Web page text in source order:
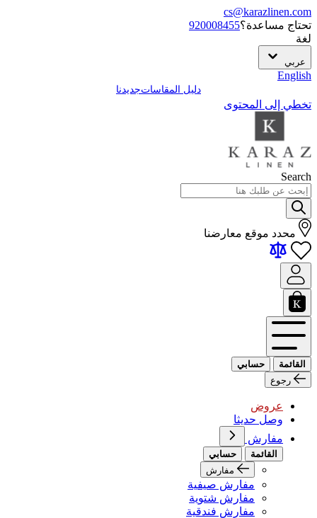
cs@karazlinen.com
تحتاج مساعدة؟920008455
لغة
عربي
English
دليل المقاساتجديدنا
تخطي إلى المحتوى
Search
محدد موقع معارضنا
القائمة
حسابي
رجوع
عروض
وصل حديثا
مفارش
القائمة
حسابي
مفارش
مفارش صيفية
مفارش شتوية
مفارش فندقية